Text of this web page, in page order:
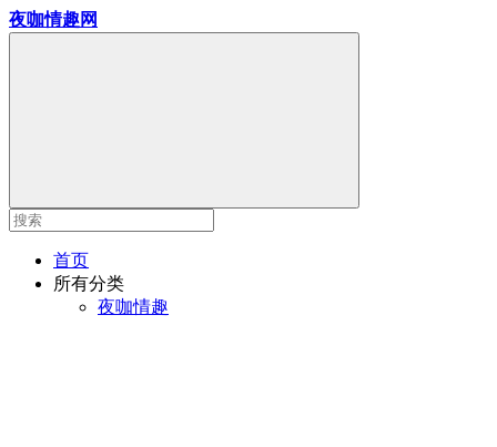
夜咖情趣网
首页
所有分类
夜咖情趣